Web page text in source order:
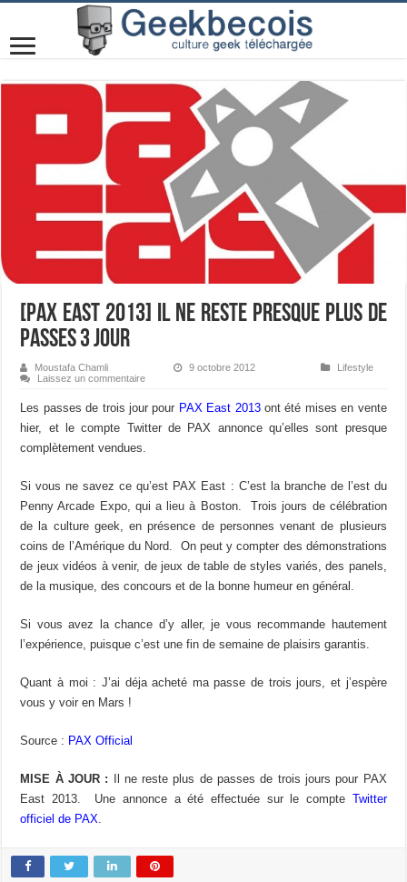
[PAX East 2013] Il ne reste presque plus de
passes 3 jour
Moustafa Chamli 9 octobre 2012
Lifestyle
Laissez un commentaire
Les passes de trois jour pour PAX East 2013ont été mises en vente
hier, et le compte Twitter de PAX annonce qu’elles sont presque
complètement vendues.
Si vous ne savez ce qu’est PAX East : C’est la branche de l’est du
Penny Arcade Expo, qui a lieu à Boston. Trois jours de célébration
de la culture geek, en présence de personnes venant de plusieurs
coins de l’Amérique du Nord. On peut y compter des démonstrations
de jeux vidéos à venir, de jeux de table de styles variés, des panels,
de la musique, des concours et de la bonne humeur en général.
Si vous avez la chance d’y aller, je vous recommande hautement
l’expérience, puisque c’est une fin de semaine de plaisirs garantis.
Quant à moi : J’ai déja acheté ma passe de trois jours, et j’espère
vous y voir en Mars !
Source : PAX Official
MISE À JOUR : Il ne reste plus de passes de trois jours pour PAX
East 2013. Une annonce a été effectuée sur le compte Twitter
officiel de PAX